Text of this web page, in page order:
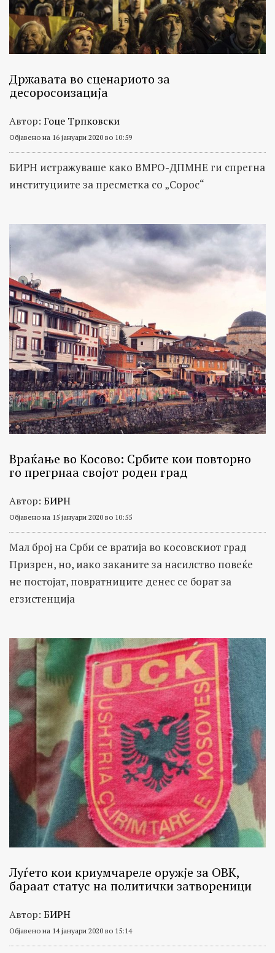
на
теми
како
транспарентност
на
институции,
мито,
корупција
и
криминал,
на
патот
на
јавните
пари
и
истраги
за
можни
злоупотреби.
Истражувањата
на
БИРН
се
исклучиво
на
факти.
Државата во сценариото за
десоросоизација
Автор: Гоце Трпковски
Објавено на 16 јануари 2020 во 10:59
БИРН истражуваше како ВМРО-ДПМНЕ ги спрегна
институциите за пресметка со „Сорос“
Враќање во Косово: Србите кои повторно
го прегрнаа својот роден град
Автор: БИРН
Објавено на 15 јануари 2020 во 10:55
Мал број на Срби се вратија во косовскиот град
Призрен, но, иако заканите за насилство повеќе
не постојат, повратниците денес се борат за
егзистенција
Луѓето кои криумчареле оружје за ОВК,
бараат статус на политички затвореници
Автор: БИРН
Објавено на 14 јануари 2020 во 15:14